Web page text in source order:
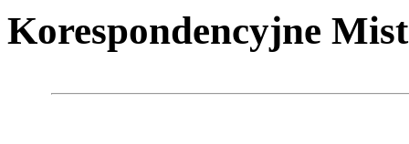
Korespondencyjne